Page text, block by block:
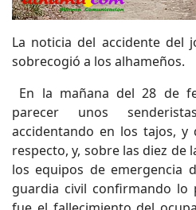
La noticia del accidente del
sobrecogió a los alhameños.
En la mañana del 28 de
parecer unos
accidentando en los tajos,
respecto, y, sobre las diez de
los equipos de emergencia
guardia civil confirmando lo